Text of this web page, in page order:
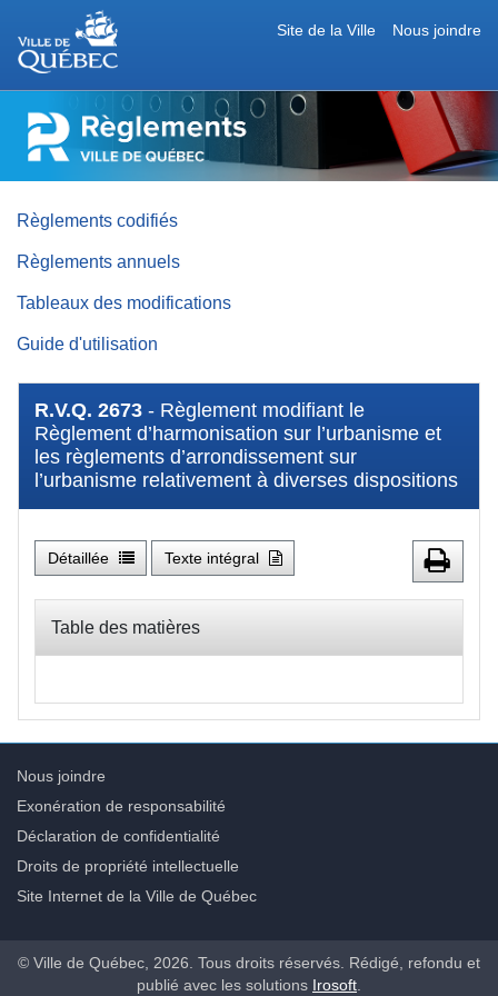
Nous joindre
Site de la Ville
RÈGLEMENTS
DE
QUÉBEC
Règlements codifiés
Règlements annuels
Tableaux des modifications
Guide d'utilisation
R.V.Q. 2673 - Règlement modifiant le
Règlement d’harmonisation sur l’urbanisme et
les règlements d’arrondissement sur
l’urbanisme relativement à diverses dispositions
Détaillée Texte intégral
Table des matières
Nous joindre
Exonération de responsabilité
Déclaration de confidentialité
Droits de propriété intellectuelle
Site Internet de la Ville de Québec
© Ville de Québec, 2026. Tous droits réservés. Rédigé, refondu et
publié avec les solutions Irosoft.